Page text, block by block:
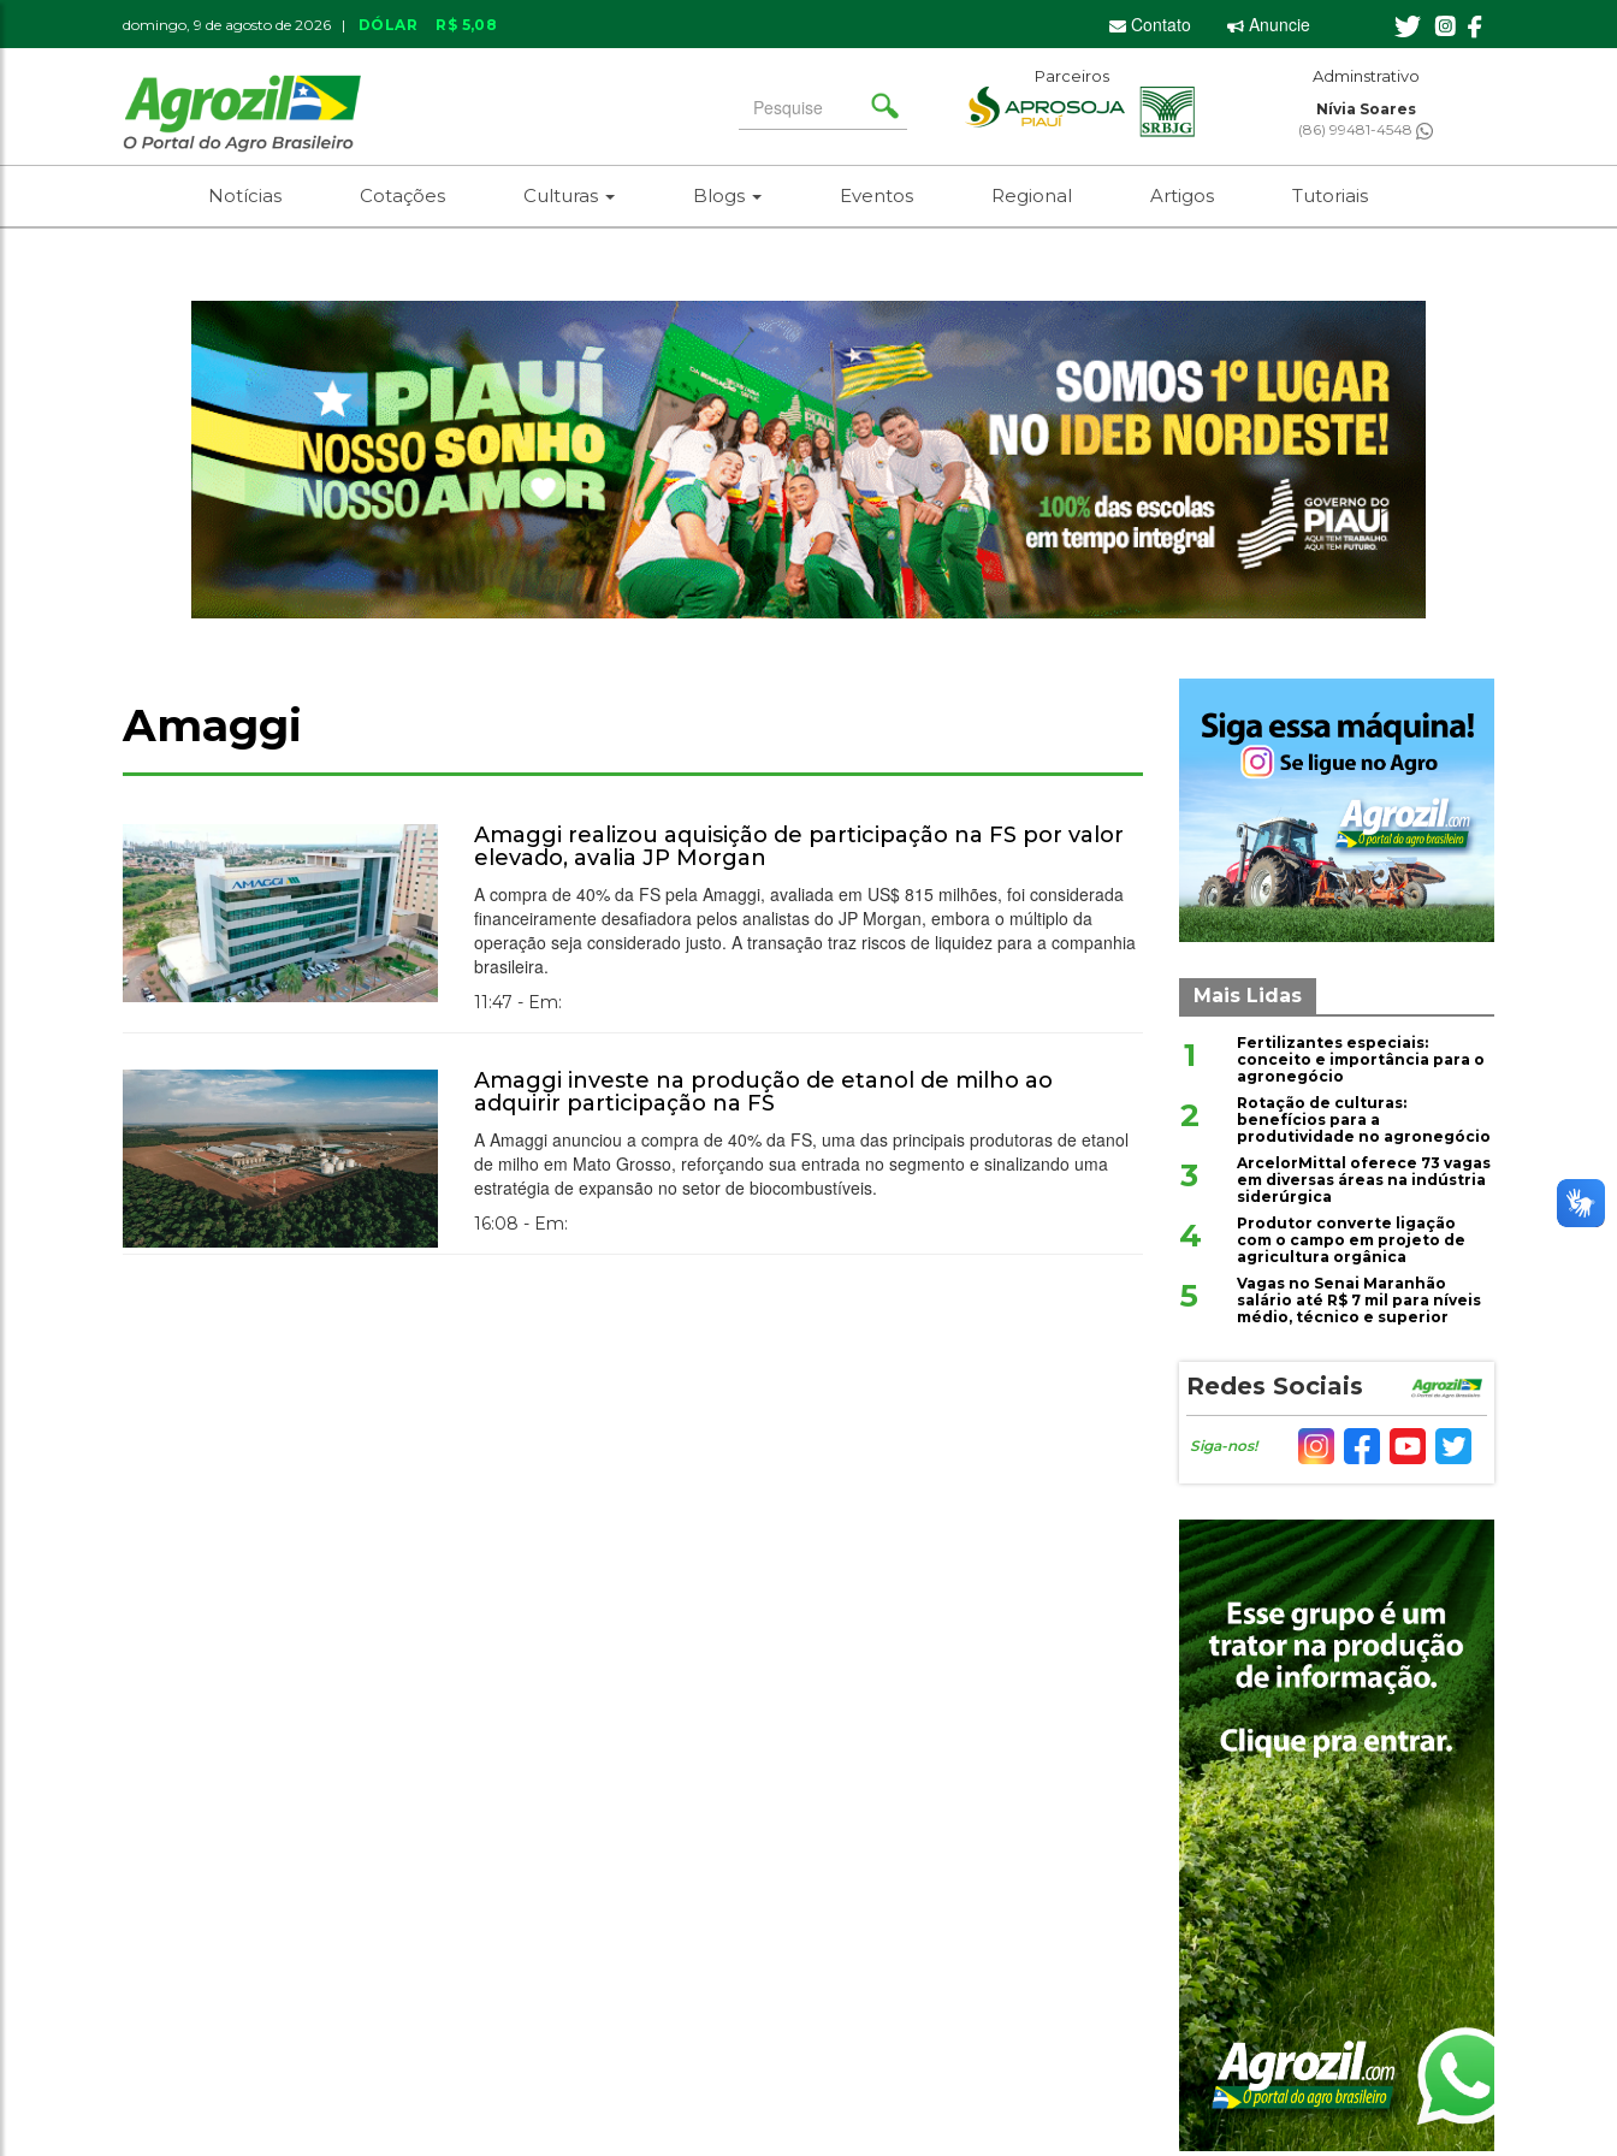
domingo, 9 de agosto de 2026 | DÓLAR R$ 5,08 Contato Anuncie
Search
for
Parceiros Adminstrativo
Nívia Soares
(86) 99481-4548
Notícias Cotações Culturas Blogs Eventos Regional Artigos Tutoriais
Amaggi
Amaggi realizou aquisição de participação na FS por valor
elevado, avalia JP Morgan
A compra de 40% da FS pela Amaggi, avaliada em US$ 815 milhões, foi considerada
financeiramente desafiadora pelos analistas do JP Morgan, embora o múltiplo da
operação seja considerado justo. A transação traz riscos de liquidez para a companhia
brasileira.
11:47 - Em:
Amaggi investe na produção de etanol de milho ao
adquirir participação na FS
A Amaggi anunciou a compra de 40% da FS, uma das principais produtoras de etanol
de milho em Mato Grosso, reforçando sua entrada no segmento e sinalizando uma
estratégia de expansão no setor de biocombustíveis.
16:08 - Em:
Mais Lidas
1
Fertilizantes especiais:
conceito e importância para o
agronegócio
2
Rotação de culturas:
benefícios para a
produtividade no agronegócio
3
ArcelorMittal oferece 73 vagas
em diversas áreas na indústria
siderúrgica
4
Produtor converte ligação
com o campo em projeto de
agricultura orgânica
5
Vagas no Senai Maranhão
salário até R$ 7 mil para níveis
médio, técnico e superior
Redes Sociais
Siga-nos!